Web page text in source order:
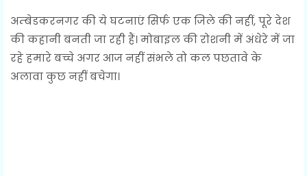
अम्बेडकरनगर की ये घटनाएं सिर्फ एक जिले की नहीं, पूरे देश
की कहानी बनती जा रही हैं। मोबाइल की रोशनी में अंधेरे में जा
रहे हमारे बच्चे अगर आज नहीं संभले तो कल पछतावे के
अलावा कुछ नहीं बचेगा।